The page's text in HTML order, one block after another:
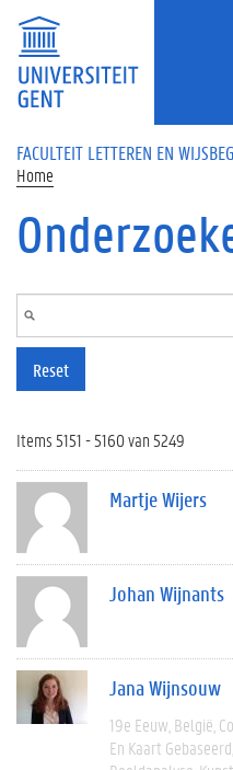
Overslaan en naar de inhoud gaan
FACULTEIT LETTEREN EN
Home
Reset
Items 5151 - 5160 van 5249
Martje Wijers
Johan Wijnants
Jana Wijnsouw
19e Eeuw België
En Kaart Gebaseerd